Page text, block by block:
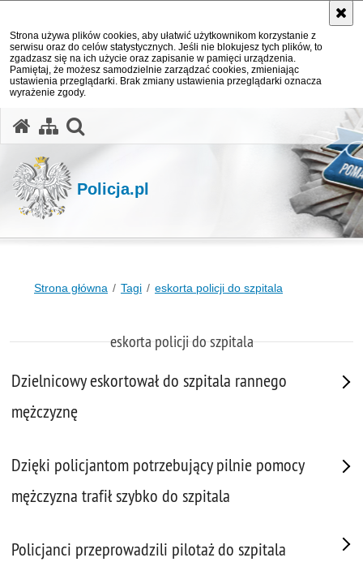
Strona używa plików cookies, aby ułatwić użytkownikom korzystanie z
serwisu oraz do celów statystycznych. Jeśli nie blokujesz tych plików, to
zgadzasz się na ich użycie oraz zapisanie w pamięci urządzenia.
Pamiętaj, że możesz samodzielnie zarządzać cookies, zmieniając
ustawienia przeglądarki. Brak zmiany ustawienia przeglądarki oznacza
wyrażenie zgody.
Policja.pl
Strona główna Tagi eskorta policji do szpitala
eskorta policji do szpitala
Dzielnicowy eskortował do szpitala rannego
mężczyznę
Dzięki policjantom potrzebujący pilnie pomocy
mężczyzna trafił szybko do szpitala
Policjanci przeprowadzili pilotaż do szpitala